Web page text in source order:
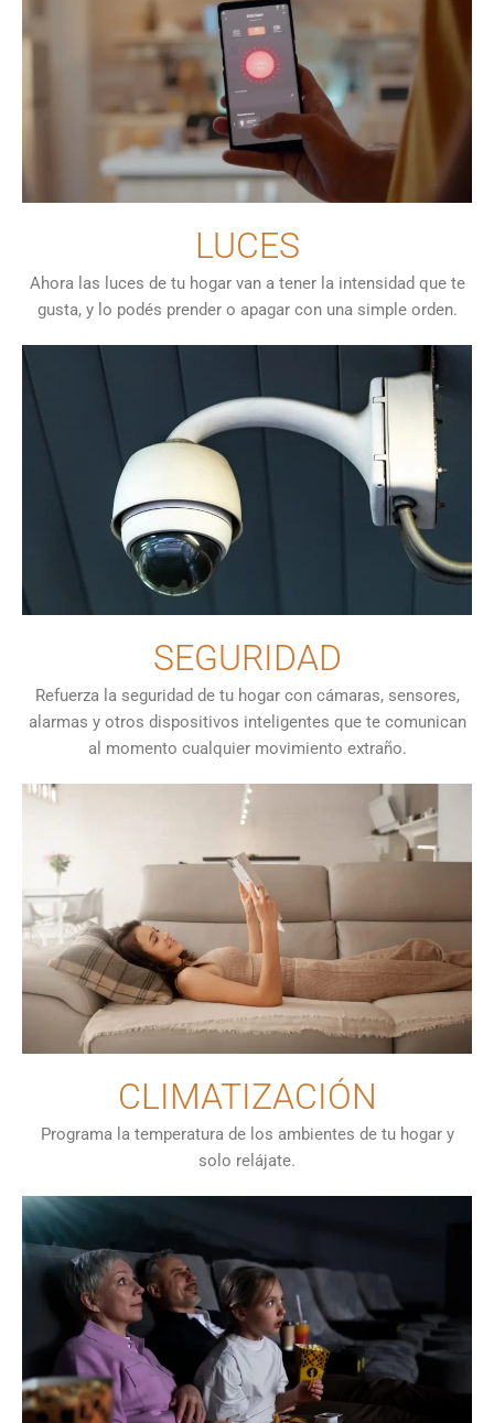
LUCES
Ahora las luces de tu hogar van a tener la intensidad que te
gusta, y lo podés prender o apagar con una simple orden.
SEGURIDAD
Refuerza la seguridad de tu hogar con cámaras, sensores,
alarmas y otros dispositivos inteligentes que te comunican
al momento cualquier movimiento extraño.
CLIMATIZACIÓN
Programa la temperatura de los ambientes de tu hogar y
solo relájate.